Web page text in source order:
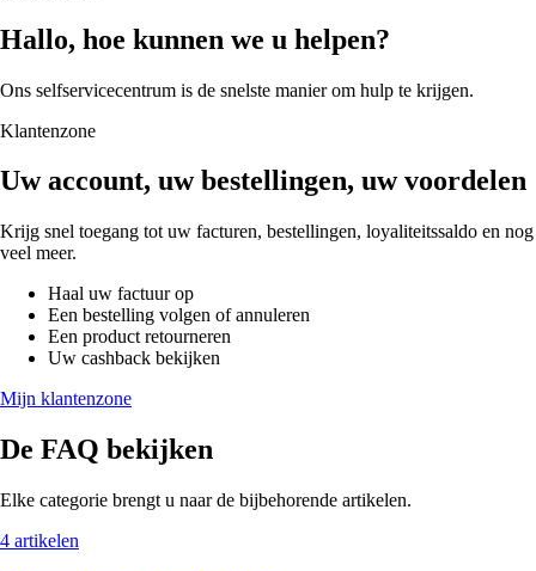
Hallo, hoe kunnen we u helpen?
Ons selfservicecentrum is de snelste manier om hulp te krijgen.
Klantenzone
Uw account, uw bestellingen, uw voordelen
Krijg snel toegang tot uw facturen, bestellingen, loyaliteitssaldo en nog
veel meer.
Haal uw factuur op
Een bestelling volgen of annuleren
Een product retourneren
Uw cashback bekijken
Mijn klantenzone
De FAQ bekijken
Elke categorie brengt u naar de bijbehorende artikelen.
4 artikelen